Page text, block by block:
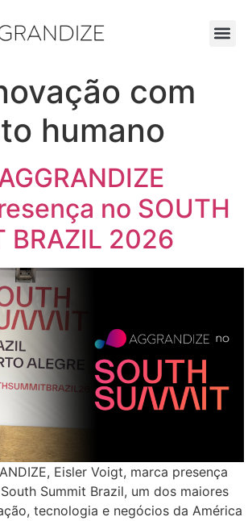
com
humano
no SOUTH
BRAZIL 2026
Eisler Voigt, marca presença
Summit Brazil, um dos maiores
tecnologia e negócios da América